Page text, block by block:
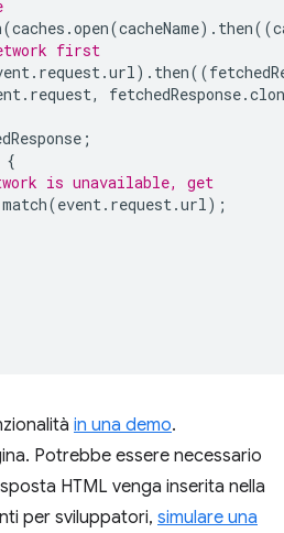
(caches .open(cacheName). then((
first
. request.url). then((
. request, fetchedResponse.
;
{
is unavailable, get
match(event. request.url);
in una demo.
Potrebbe essere necessario
HTML venga inserita nella
per sviluppatori, simulare una